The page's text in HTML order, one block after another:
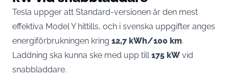
Tesla uppger att Standard-versionen är den mest
effektiva Model Y hittills, och i svenska uppgifter anges
energiförbrukningen kring 12,7 kWh/100 km.
Laddning ska kunna ske med upp till 175 kW vid
snabbladdare.